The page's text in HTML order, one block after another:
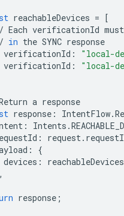
reachableDevices = [
Each verificationId must
in the SYNC response
verificationId : "local-
verificationId : "local-
a response
response : IntentFlow.
: Intents .
: request.
:
{
devices : reachableDevices
response ;